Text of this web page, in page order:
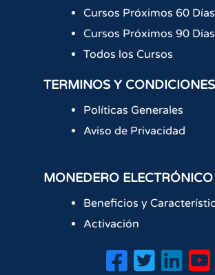
Cursos Próximos 60 Días
Cursos Próximos 90 Días
Todos los Cursos
TERMINOS Y CONDICIONES
Políticas Generales
Aviso de Privacidad
MONEDERO ELECTRÓNICO
Beneficios y
Activación